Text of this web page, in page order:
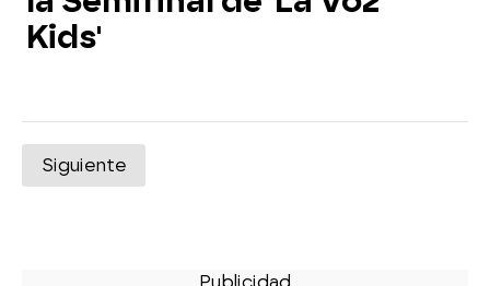
Kids'
Siguiente